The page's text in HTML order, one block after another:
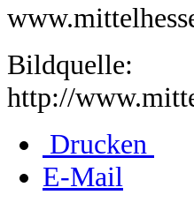
Bildquelle:
http://
Drucken
E-Mail